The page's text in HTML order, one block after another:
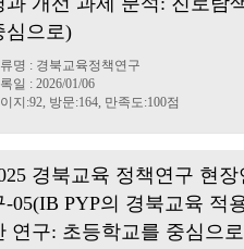
심으로)
명 : 경북교육정책연구
일 : 2026/01/06
지:92, 방문:164, 만족도:100점
경북교육 정책연구 현장
-05(IB PYP의 경북교육 적
연구: 초등학교를 중심으